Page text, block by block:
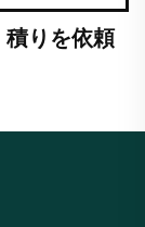
積りを依頼